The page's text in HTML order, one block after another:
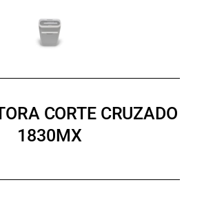
CORTE CRUZADO
1830MX